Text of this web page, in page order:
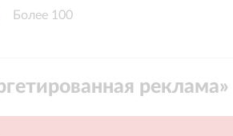
Более 100
реклама»